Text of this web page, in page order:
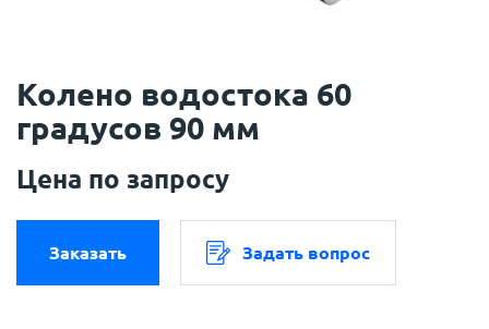
Колено водостока 60
градусов 90 мм
Цена по запросу
Заказать Задать вопрос